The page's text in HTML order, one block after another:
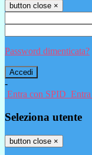
button close ×
Password dimenticata?
-
Entra con SPID
Seleziona utente
button close ×